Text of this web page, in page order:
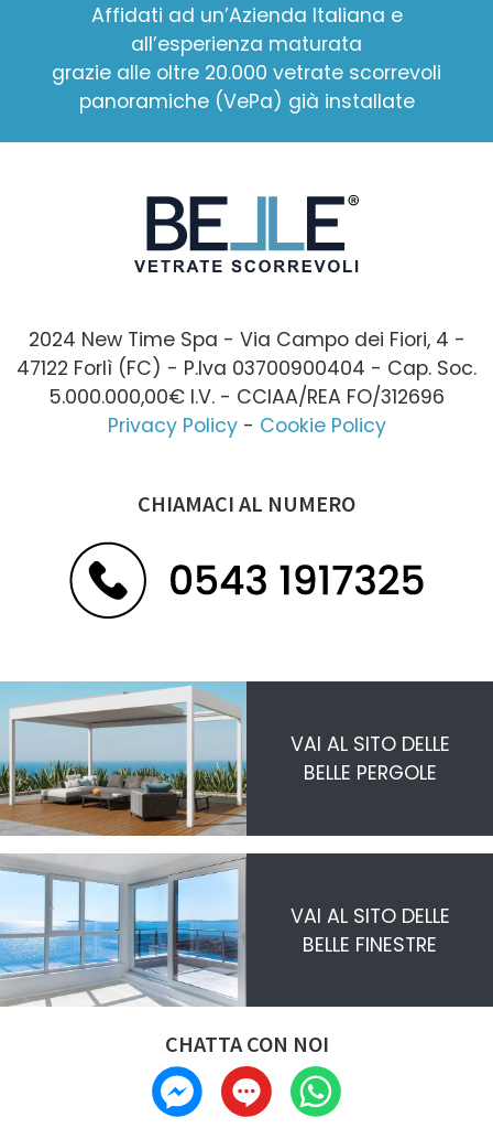
Affidati ad un’Azienda Italiana e
all’esperienza maturata
grazie alle oltre 20.000 vetrate scorrevoli
panoramiche (VePa) già installate
2024 New Time Spa - Via Campo dei Fiori, 4 -
47122 Forlì (FC) - P.Iva 03700900404 - Cap. Soc.
5.000.000,00€ I.V. - CCIAA/REA FO/312696
Privacy Policy- Cookie Policy
CHIAMACI AL NUMERO
VAI AL SITO DELLE
BELLE PERGOLE
VAI AL SITO DELLE
BELLE FINESTRE
CHATTA CON NOI